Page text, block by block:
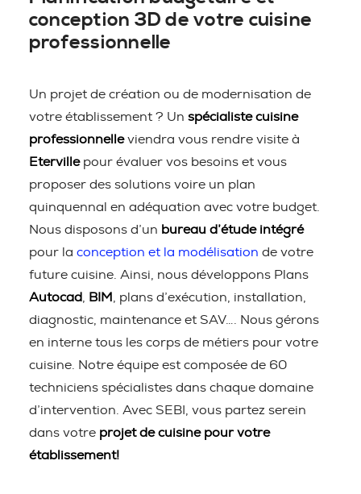
conception 3D de votre cuisine
professionnelle
Un projet de création ou de modernisation de
votre établissement ? Un spécialiste cuisine
professionnelleviendra vous rendre visite à
Etervillepour évaluer vos besoins et vous
proposer des solutions voire un plan
quinquennal en adéquation avec votre budget.
Nous disposons d’un bureau d’étude intégré
pour la conception et la modélisation de votre
future cuisine. Ainsi, nous développons Plans
Autocad
BIM
, plans d’exécution, installation,
diagnostic, maintenance et SAV…. Nous gérons
en interne tous les corps de métiers pour votre
cuisine. Notre équipe est composée de 60
techniciens spécialistes dans chaque domaine
d’intervention. Avec SEBI, vous partez serein
dans votre projet de cuisine pour votre
établissement!